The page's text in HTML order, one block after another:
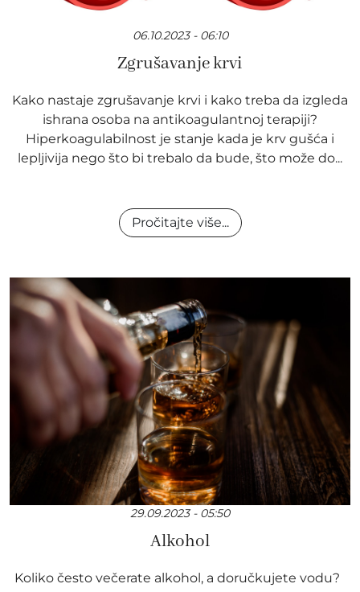
06.10.2023 - 06:10
Zgrušavanje krvi
Kako nastaje zgrušavanje krvi i kako treba da izgleda
ishrana osoba na antikoagulantnoj terapiji?
Hiperkoagulabilnost je stanje kada je krv gušća i
lepljivija nego što bi trebalo da bude, što može do...
Pročitajte više...
29.09.2023 - 05:50
Alkohol
Koliko često večerate alkohol, a doručkujete vodu?